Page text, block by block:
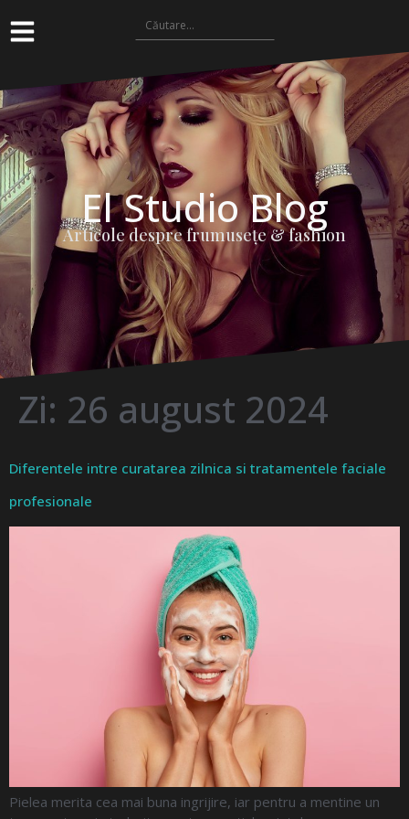
El Studio Blog
Articole despre frumuseţe & fashion
Zi: 26 august 2024
Diferentele intre curatarea zilnica si tratamentele faciale
profesionale
Pielea merita cea mai buna ingrijire, iar pentru a mentine un